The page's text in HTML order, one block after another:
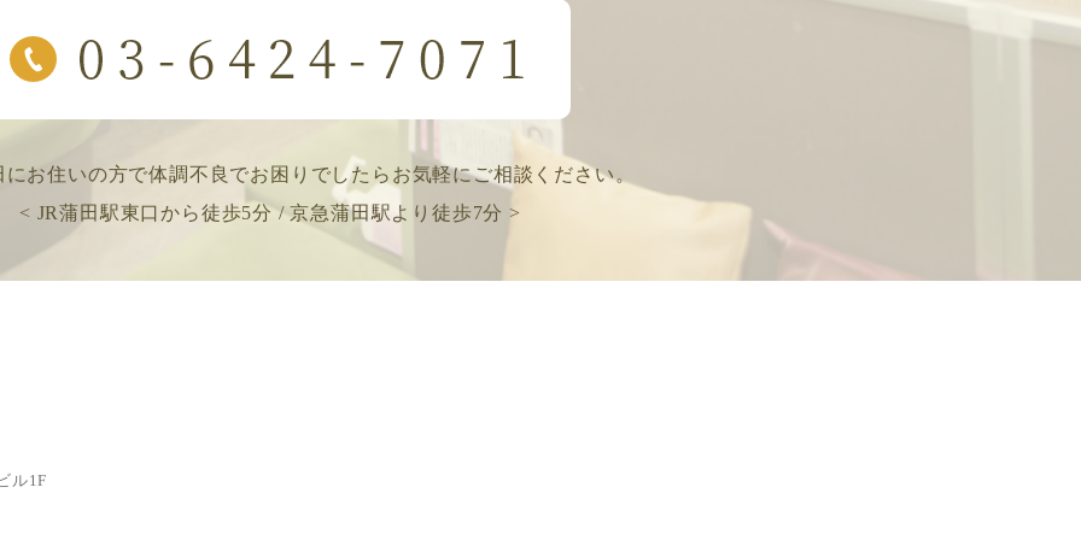
にお住いの方で体調不良でお困りでしたら お気軽にご相談ください。
< JR蒲田駅東口から徒歩5分 / 京急蒲田駅より徒歩7分 >
ル1F